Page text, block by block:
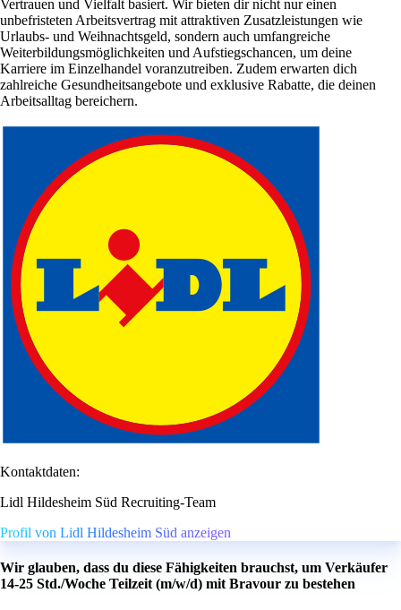
Vertrauen und Vielfalt basiert. Wir bieten dir nicht nur einen
unbefristeten Arbeitsvertrag mit attraktiven Zusatzleistungen wie
Urlaubs- und Weihnachtsgeld, sondern auch umfangreiche
Weiterbildungsmöglichkeiten und Aufstiegschancen, um deine
Karriere im Einzelhandel voranzutreiben. Zudem erwarten dich
zahlreiche Gesundheitsangebote und exklusive Rabatte, die deinen
Arbeitsalltag bereichern.
Kontaktdaten:
Lidl Hildesheim Süd Recruiting-Team
Profil von Lidl Hildesheim Süd anzeigen
Wir glauben, dass du diese Fähigkeiten brauchst, um Verkäufer
14-25 Std./Woche Teilzeit (m/w/d) mit Bravour zu bestehen